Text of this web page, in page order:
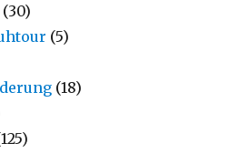
(30)
(5)
(18)